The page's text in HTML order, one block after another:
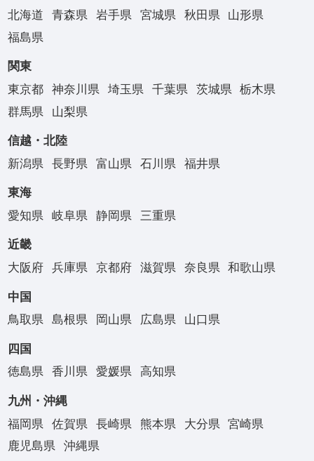
北海道
青森県 岩手県 宮城県 秋田県
山形県
福島県
関東
東京都
神奈川県 埼玉県 千葉県 茨城県
栃木県
群馬県
山梨県
信越・北陸
新潟県
長野県 富山県 石川県 福井県
東海
愛知県
岐阜県 静岡県 三重県
近畿
大阪府
兵庫県 京都府 滋賀県 奈良県 和歌山県
中国
鳥取県
島根県 岡山県 広島県 山口県
四国
徳島県
香川県 愛媛県 高知県
九州・沖縄
福岡県
佐賀県 長崎県 熊本県 大分県
宮崎県
鹿児島県
沖縄県